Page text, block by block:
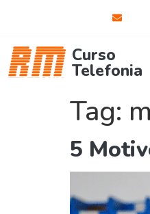
Curso
Telefonia
Tag:
5